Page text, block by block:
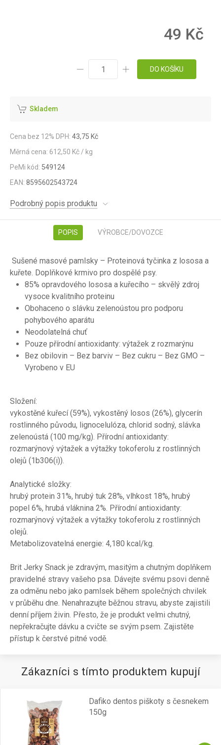
49 Kč
DO KOŠÍKU
Skladem
Cena bez 12% DPH: 43,75 Kč
Měrná cena: 612,50 Kč / kg
PeMi kód: 549124
EAN: 8595602543724
Podrobný popis produktu
POPIS VÝROBCE/DOVOZCE
Sušené masové pamlsky – Proteinová tyčinka z lososa a
kuřete. Doplňkové krmivo pro dospělé psy.
85% opravdového lososa a kuřecího – skvělý zdroj
vysoce kvalitního proteinu
Obohaceno o slávku zelenoústou pro podporu
pohybového aparátu
Neodolatelná chuť
Pouze přírodní antioxidanty: výtažek z rozmarýnu
Bez obilovin – Bez barviv – Bez cukru – Bez GMO –
Vyrobeno v EU
Složení:
vykostěné kuřecí (59%), vykostěný losos (26%), glycerín
rostlinného původu, lignocelulóza, chlorid sodný, slávka
zelenoústá (100 mg/kg). Přírodní antioxidanty:
rozmarýnový výtažek a výtažky tokoferolu z rostlinných
olejů (1b306(i)).
Analytické složky:
hrubý protein 31%, hrubý tuk 28%, vlhkost 18%, hrubý
popel 6%, hrubá vláknina 2%. Přírodní antioxidanty:
rozmarýnový výtažek a výtažky tokoferolu z rostlinných
olejů.
Metabolizovatelná energie: 4,180 kcal/kg.
Brit Jerky Snack je zdravým, masitým a chutným doplňkem
pravidelné stravy vašeho psa. Dávejte svému psovi denně
za odměnu nebo jako pamlsek během společných chvilek
v průběhu dne. Nenahrazujte běžnou stravu, abyste zajistili
denní příjem živin. Přesto, že je produkt velmi chutný,
nepřekračujte dávku a cvičte se svým psem. Zajistěte
přístup k čerstvé pitné vodě.
Zákazníci s tímto produktem kupují
Dafiko dentos piškoty s česnekem
150g